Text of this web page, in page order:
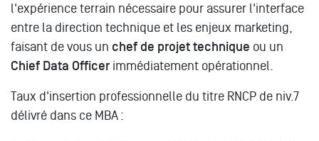
l'expérience terrain nécessaire pour assurer l'interface
entre la direction technique et les enjeux marketing,
faisant de vous un chef de projet technique ou un
Chief Data Officer immédiatement opérationnel.
Taux d'insertion professionnelle du titre RNCP de niv.7
délivré dans ce MBA :